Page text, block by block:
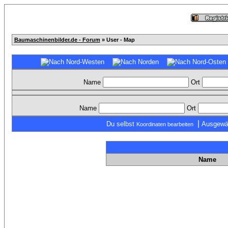
Baumaschinenbilder.de - Forum » User - Map
Name Ort
Name Ort
Du selbst Koordinaten bearbeiten
Name